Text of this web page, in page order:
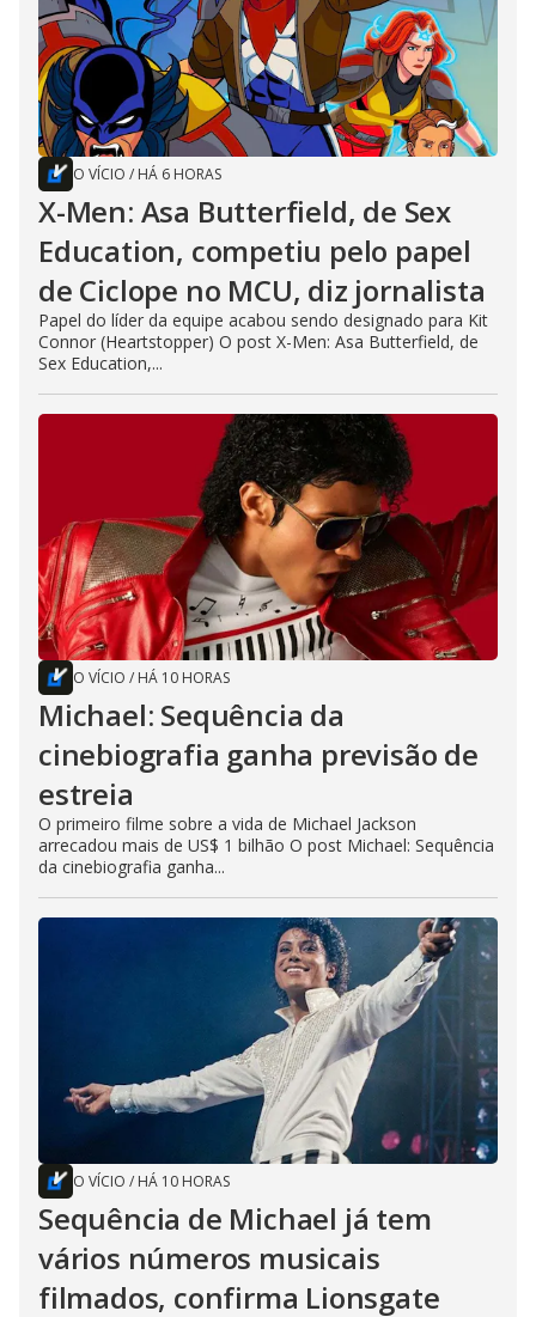
O VÍCIO / HÁ 6 HORAS
X-Men: Asa Butterfield, de Sex
Education, competiu pelo papel
de Ciclope no MCU, diz jornalista
Papel do líder da equipe acabou sendo designado para Kit
Connor (Heartstopper) O post X-Men: Asa Butterfield, de
Sex Education,...
O VÍCIO / HÁ 10 HORAS
Michael: Sequência da
cinebiografia ganha previsão de
estreia
O primeiro filme sobre a vida de Michael Jackson
arrecadou mais de US$ 1 bilhão O post Michael: Sequência
da cinebiografia ganha...
O VÍCIO / HÁ 10 HORAS
Sequência de Michael já tem
vários números musicais
filmados, confirma Lionsgate